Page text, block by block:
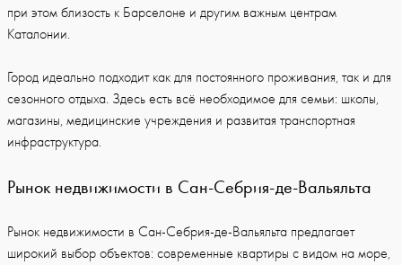
при этом близость к Барселоне и другим важным центрам
Каталонии.
Город идеально подходит как для постоянного проживания, так и для
сезонного отдыха. Здесь есть всё необходимое для семьи: школы,
магазины, медицинские учреждения и развитая транспортная
инфраструктура.
Рынок недвижимости в Сан-Себрия-де-Вальяльта
Рынок недвижимости в Сан-Себрия-де-Вальяльта предлагает
широкий выбор объектов: современные квартиры с видом на море,